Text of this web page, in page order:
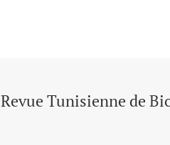
Revue Tunisienne de